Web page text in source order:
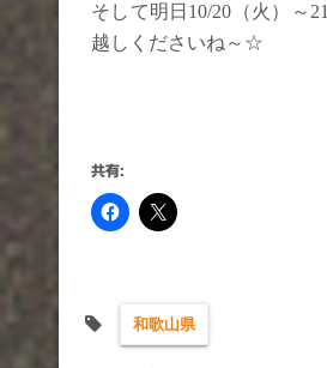
そして明日10/20（火）～
越しくださいね～☆
共有:
和歌山県